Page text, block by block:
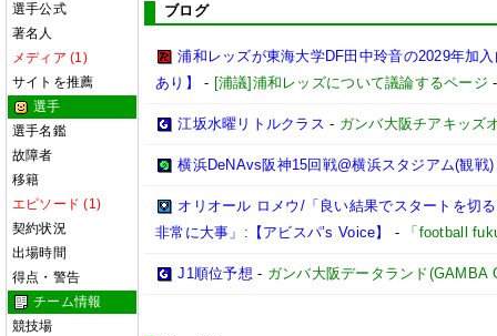
選手公式
著名人
メディア (1)
サイトを推薦
選手
選手名鑑
故障者
移籍
エピソード (1)
契約状況
出場時間
得点・警告
チーム情報
競技場
ブログ
浦和レッズが東海大学DF田中玲音の2029年加
あり】
- [浦議]浦和レッズについて議論するページ
江坂水曜リトルクラス - ガンバ大阪チアキッズ
横浜DeNAvs阪神15回戦@横浜スタジアム(観戦)
オリオール ロメウ/「良い結果でスタートを切
非常に大事」:【アビスパ’s Voice】
- 「football
J1順位予想 - ガンバ大阪データランド(GAMBA